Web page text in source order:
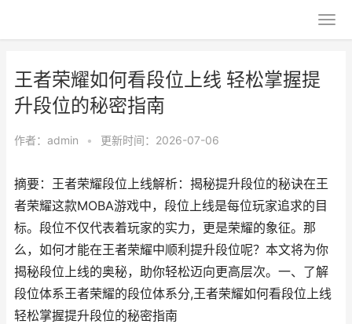
王者荣耀如何看段位上线 轻松掌握提
升段位的秘密指南
作者： admin • 更新时间：2026-07-06
摘要：王者荣耀段位上线解析：揭秘提升段位的秘诀在王
者荣耀这款MOBA游戏中，段位上线是每位玩家追求的目
标。段位不仅代表着玩家的实力，更是荣耀的象征。那
么，如何才能在王者荣耀中顺利提升段位呢？本文将为你
揭秘段位上线的奥秘，助你轻松迈向更高层次。一、了解
段位体系王者荣耀的段位体系分,王者荣耀如何看段位上线
轻松掌握提升段位的秘密指南